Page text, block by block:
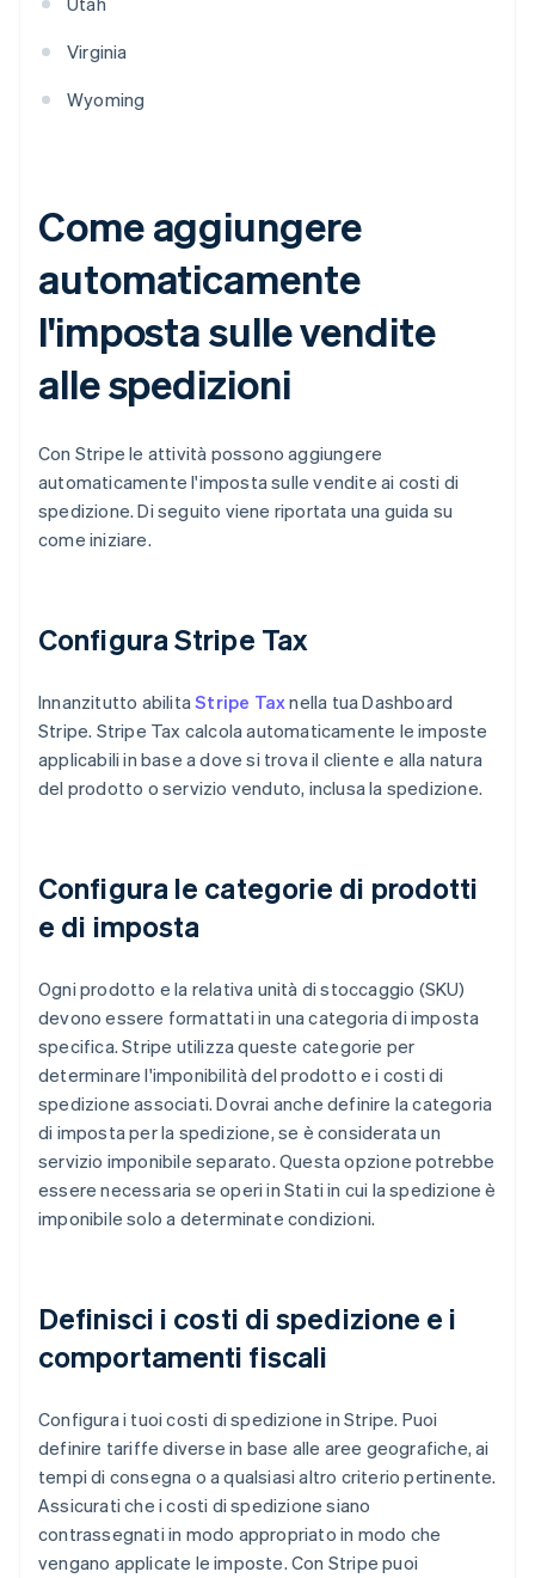
Virginia
Wyoming
Come aggiungere
automaticamente
l'imposta sulle vendite
alle spedizioni
Con Stripe le attività possono aggiungere
automaticamente l'imposta sulle vendite ai costi di
spedizione. Di seguito viene riportata una guida su
come iniziare.
Configura Stripe Tax
Innanzitutto abilitaStripe Taxnella tua Dashboard
Stripe. Stripe Tax calcola automaticamente le imposte
applicabili in base a dove si trova il cliente e alla natura
del prodotto o servizio venduto, inclusa la spedizione.
Configura le categorie di prodotti
e di imposta
Ogni prodotto e la relativa unità di stoccaggio (SKU)
devono essere formattati in una categoria di imposta
specifica. Stripe utilizza queste categorie per
determinare l'imponibilità del prodotto e i costi di
spedizione associati. Dovrai anche definire la categoria
di imposta per la spedizione, se è considerata un
servizio imponibile separato. Questa opzione potrebbe
essere necessaria se operi in Stati in cui la spedizione è
imponibile solo a determinate condizioni.
Definisci i costi di spedizione e i
comportamenti fiscali
Configura i tuoi costi di spedizione in Stripe. Puoi
definire tariffe diverse in base alle aree geografiche, ai
tempi di consegna o a qualsiasi altro criterio pertinente.
Assicurati che i costi di spedizione siano
contrassegnati in modo appropriato in modo che
vengano applicate le imposte. Con Stripe puoi